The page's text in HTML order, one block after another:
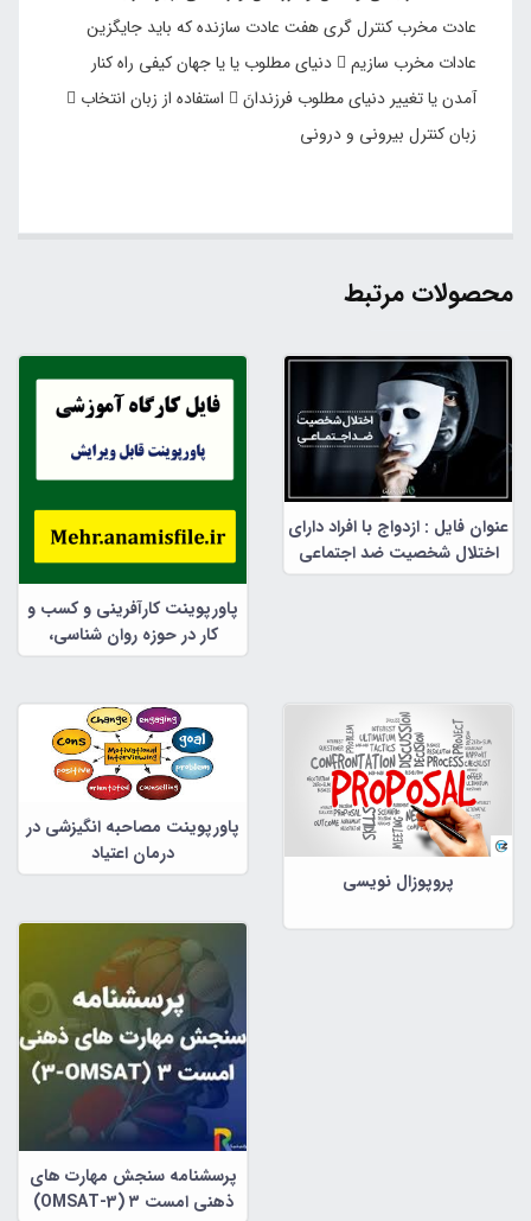
عادت مخرب کنترل گری هفت عادت سازنده که باید جایگزین
عادات مخرب سازیم  دنیای مطلوب یا یا جهان کیفی راه کنار
آمدن یا تغییر دنیای مطلوب فرزندانَ  استفاده از زبان انتخاب 
زبان کنترل بیرونی و درونی
محصولات مرتبط
عنوان فایل : ازدواج با افراد دارای
اختلال شخصیت ضد اجتماعی
پاورپوینت کارآفرینی و کسب و
کار در حوزه روان شناسی،
مشاوره و علوم تربیتی
پروپوزال نویسی
پاورپوینت مصاحبه انگیزشی در
درمان اعتیاد
پرسشنامه سنجش مهارت های
ذهنی امست ۳ (OMSAT-3)